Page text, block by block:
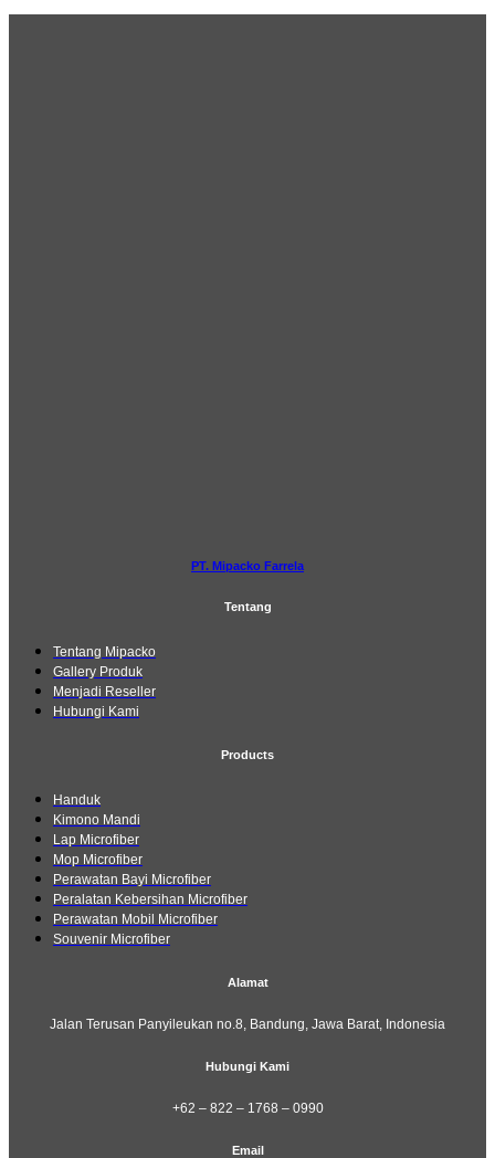
PT. Mipacko Farrela
Tentang
Tentang Mipacko
Gallery Produk
Menjadi Reseller
Hubungi Kami
Products
Handuk
Kimono Mandi
Lap Microfiber
Mop Microfiber
Perawatan Bayi Microfiber
Peralatan Kebersihan Microfiber
Perawatan Mobil Microfiber
Souvenir Microfiber
Alamat
Jalan Terusan Panyileukan no.8, Bandung, Jawa Barat, Indonesia
Hubungi Kami
+62 – 822 – 1768 – 0990
Email